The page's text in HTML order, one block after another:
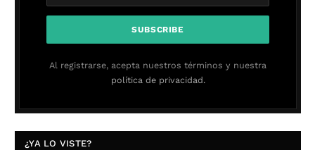
Al registrarse, acepta nuestros términos y nuestra
política de privacidad.
¿YA LO VISTE?